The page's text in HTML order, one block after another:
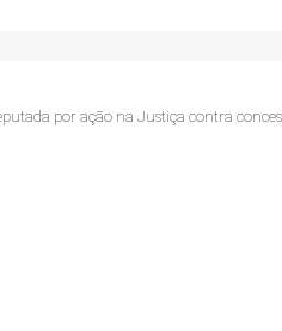
por ação na Justiça contra